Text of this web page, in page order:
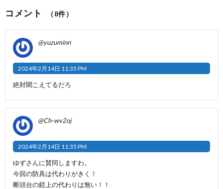
コメント （8件）
@yuzuminn
2024年2月14日 11:35 PM
絶対聞こえてるだろ
@Ch-wv2oj
2024年2月14日 11:35 PM
ゆずさんに賛同しますわ。
今回の防具は代わりがきく！
断頭台の鎧上の代わりは無い！！